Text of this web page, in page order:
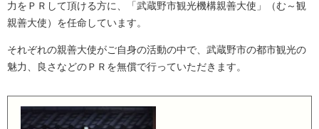
力をＰＲして頂ける方に、「武蔵野市観光機構親善大使」（む～観
親善大使）を任命しています。
それぞれの親善大使がご自身の活動の中で、武蔵野市の都市観光の
魅力、良さなどのＰＲを無償で行っていただきます。